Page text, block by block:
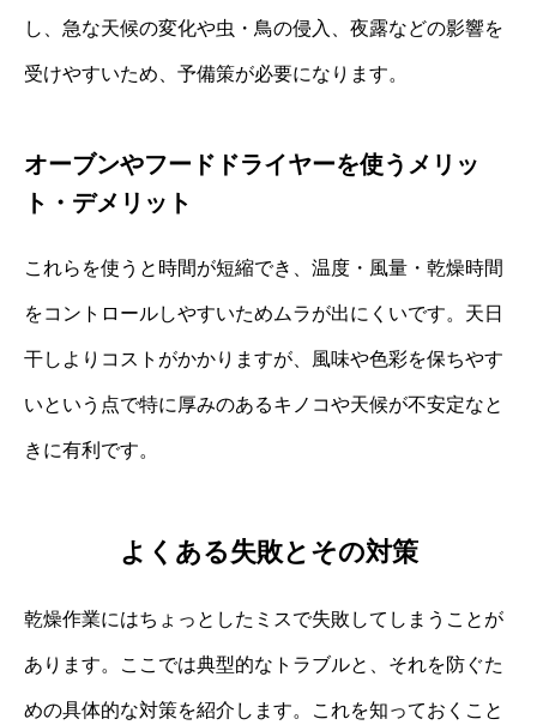
し、急な天候の変化や虫・鳥の侵入、夜露などの影響を
受けやすいため、予備策が必要になります。
オーブンやフードドライヤーを使うメリッ
ト・デメリット
これらを使うと時間が短縮でき、温度・風量・乾燥時間
をコントロールしやすいためムラが出にくいです。天日
干しよりコストがかかりますが、風味や色彩を保ちやす
いという点で特に厚みのあるキノコや天候が不安定なと
きに有利です。
よくある失敗とその対策
乾燥作業にはちょっとしたミスで失敗してしまうことが
あります。ここでは典型的なトラブルと、それを防ぐた
めの具体的な対策を紹介します。これを知っておくこと